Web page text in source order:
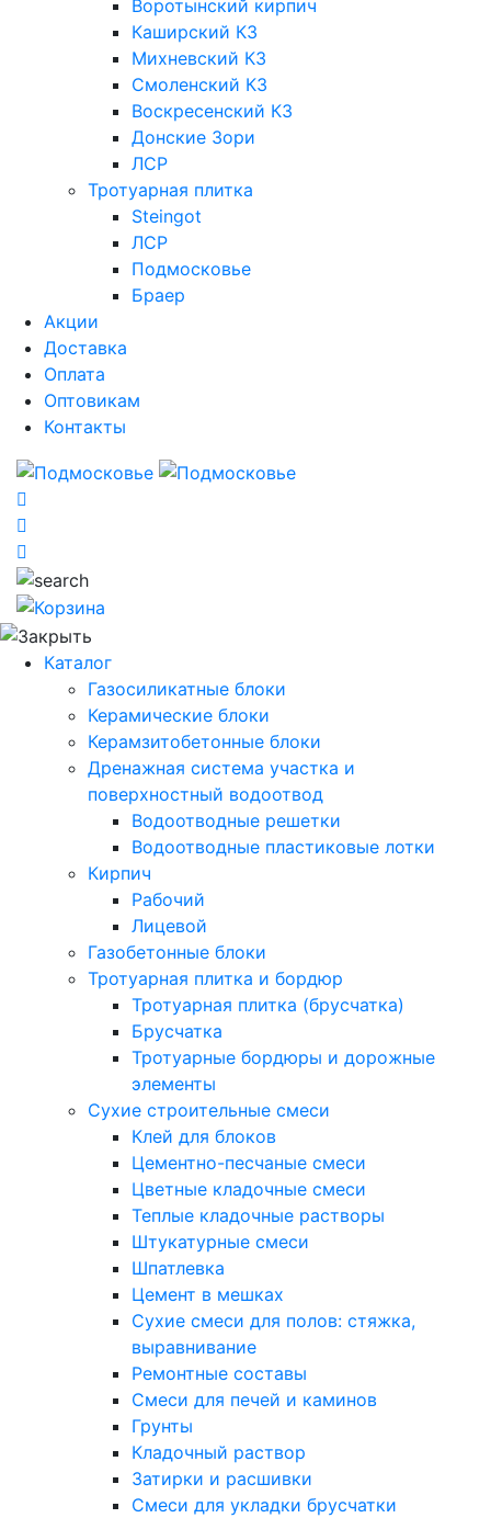
Воротынский кирпич
Каширский КЗ
Михневский КЗ
Смоленский КЗ
Воскресенский КЗ
Донские Зори
ЛСР
Тротуарная плитка
Steingot
ЛСР
Подмосковье
Браер
Акции
Доставка
Оплата
Оптовикам
Контакты
Каталог
Газосиликатные блоки
Керамические блоки
Керамзитобетонные блоки
Дренажная система участка и
поверхностный водоотвод
Водоотводные решетки
Водоотводные пластиковые лотки
Кирпич
Рабочий
Лицевой
Газобетонные блоки
Тротуарная плитка и бордюр
Тротуарная плитка (брусчатка)
Брусчатка
Тротуарные бордюры и дорожные
элементы
Сухие строительные смеси
Клей для блоков
Цементно-песчаные смеси
Цветные кладочные смеси
Теплые кладочные растворы
Штукатурные смеси
Шпатлевка
Цемент в мешках
Сухие смеси для полов: стяжка,
выравнивание
Ремонтные составы
Смеси для печей и каминов
Грунты
Кладочный раствор
Затирки и расшивки
Смеси для укладки брусчатки